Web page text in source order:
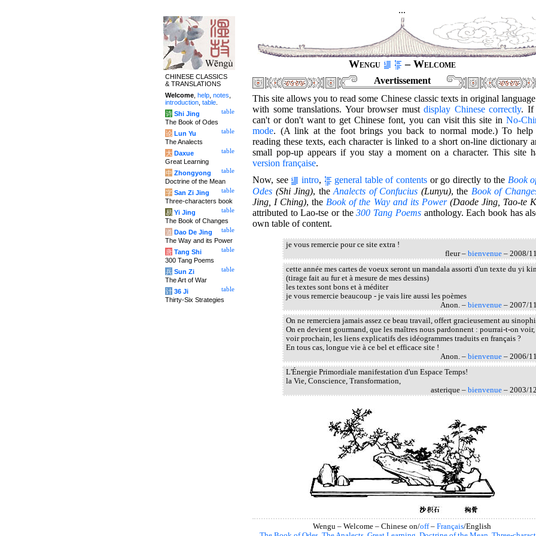
...
Wengu – Welcome
Avertissement
This site allows you to read some Chinese classic texts in original
with some translations. Your browser must display Chinese correctly. If
can't or don't want to get Chinese font, you can visit this site in No-
mode. (A link at the foot brings you back to normal mode.) To help
reading these texts, each character is linked to a short on-line dictionary
small pop-up appears if you stay a moment on a character. This site
version française.
Now, see
intro, general table of contents or go directly to the Book
Odes (Shi Jing), the Analects of Confucius (Lunyu), the Book of
Jing, I Ching), the Book of the Way and its Power(Daode Jing, Tao-te
attributed to Lao-tse or the300 Tang Poemsanthology. Each book has
own table of content.
je vous remercie pour ce site extra !
fleur – bienvenue – 2008/
cette année mes cartes de voeux seront un mandala assorti d'un texte du yi
(tirage fait au fur et à mesure de mes dessins)
les textes sont bons et à méditer
je vous remercie beaucoup - je vais lire aussi les poèmes
Anon. – bienvenue – 2007/
On ne remerciera jamais assez ce beau travail, offert gracieusement au
On en devient gourmand, que les maîtres nous pardonnent : pourrai-t-on
voir prochain, les liens explicatifs des idéogrammes traduits en français ?
En tous cas, longue vie à ce bel et efficace site !
Anon. – bienvenue – 2006/
L'Énergie Primordiale manifestation d'un Espace Temps!
la Vie, Conscience, Transformation,
asterique – bienvenue – 2003/
Wengu – Welcome – Chinese on/off– Français/English
CHINESE CLASSICS
& TRANSLATIONS
Welcome help notes
introduction table
table
诗 Shi Jing
The Book of Odes
table
论 Lun Yu
The Analects
table
大 Daxue
Great Learning
table
中 Zhongyong
Doctrine of the Mean
table
字 San Zi Jing
Three-characters book
table
易 Yi Jing
The Book of Changes
table
道 Dao De Jing
The Way and its Power
table
唐 Tang Shi
300 Tang Poems
table
兵 Sun Zi
The Art of War
table
计 36 Ji
Thirty-Six Strategies